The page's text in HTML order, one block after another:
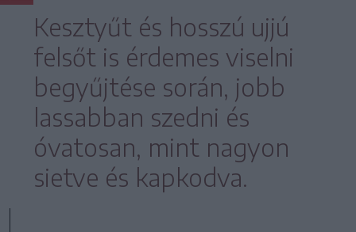
Kesztyűt és hosszú ujjú
felsőt is érdemes viselni
begyűjtése során, jobb
lassabban szedni és
óvatosan, mint nagyon
sietve és kapkodva.